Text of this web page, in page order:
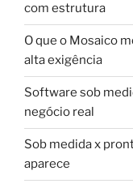
com estrutura
O que o Mosaico
alta exigência
Software sob
negócio real
Sob medida x
aparece